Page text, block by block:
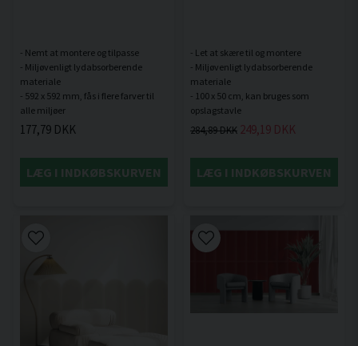
- Nemt at montere og tilpasse
- Miljøvenligt lydabsorberende
materiale
- 592 x 592 mm, fås i flere farver til
177,79 DKK
LÆG I INDKØBSKURVEN
- Let at skære til og montere
- Miljøvenligt lydabsorberende
materiale
- 100 x 50 cm, kan bruges som
284,89 DKK 249,19 DKK
LÆG I INDKØBSKURVEN